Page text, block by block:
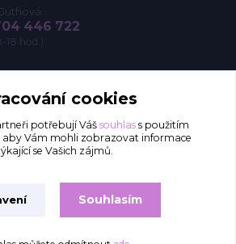
446 722
18 hod.)
Upravit sběr cookies.
cookies
potřebují Váš souhlass použitím
aby Vám mohli zobrazovat informace
se Vašich zájmů.
Souhlasím